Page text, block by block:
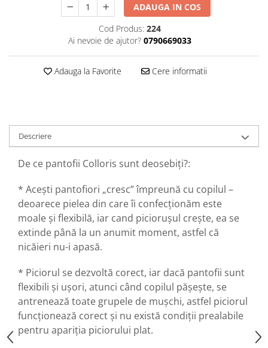
ADAUGA IN COS
Cod Produs: 224
Ai nevoie de ajutor? 0790669033
Adauga la Favorite Cere informatii
Descriere
De ce pantofii Colloris sunt deosebiți?:
* Acești pantofiori „cresc” împreună cu copilul –
deoarece pielea din care îi confecționăm este
moale și flexibilă, iar cand picioruşul crește, ea se
extinde până la un anumit moment, astfel că
nicăieri nu-i apasă.
* Piciorul se dezvoltă corect, iar dacă pantofii sunt
flexibili și ușori, atunci când copilul pășește, se
antrenează toate grupele de mușchi, astfel piciorul
funcționează corect și nu există condiții prealabile
pentru apariția piciorului plat.